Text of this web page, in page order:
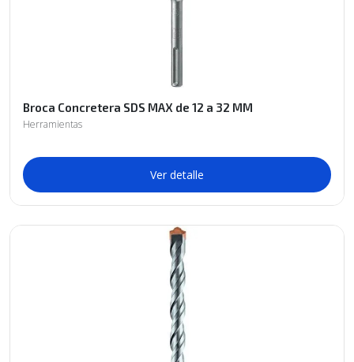
Broca Concretera SDS MAX de 12 a 32 MM
Herramientas
Ver detalle